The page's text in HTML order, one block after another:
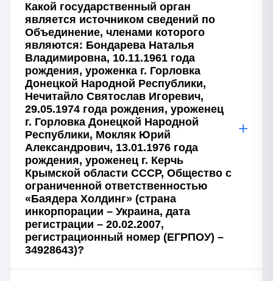
Какой государственный орган
является источником сведений по
Объединение, членами которого
являются: Бондарева Наталья
Владимировна, 10.11.1961 года
рождения, уроженка г. Горловка
Донецкой Народной Республики,
Нечитайло Святослав Игоревич,
29.05.1974 года рождения, уроженец
г. Горловка Донецкой Народной
Республики, Мокляк Юрий
Александрович, 13.01.1976 года
рождения, уроженец г. Керчь
Крымской области СССР, Общество с
ограниченной ответственностью
«Баядера Холдинг» (страна
инкорпорации – Украина, дата
регистрации – 20.02.2007,
регистрационный номер (ЕГРПОУ) –
34928643)?
+